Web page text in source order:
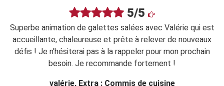
5/5
Superbe animation de galettes salées avec Valérie qui est
accueillante, chaleureuse et prête à relever de nouveaux
défis ! Je n'hésiterai pas à la rappeler pour mon prochain
besoin. Je recommande fortement !
valérie, Extra : Commis de cuisine